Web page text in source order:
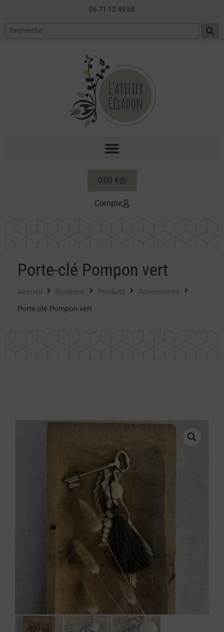
06 71 12 49 88
0,00 €
Compte
Porte-clé Pompon vert
Accueil Boutique Produits
Accessoires
Porte-clé Pompon vert